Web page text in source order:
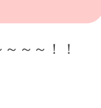
～～！！